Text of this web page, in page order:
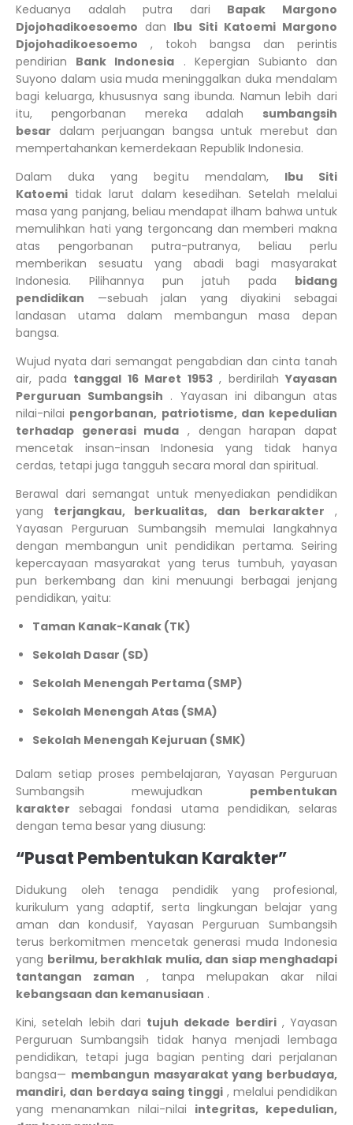
Keduanya adalah putra dari Bapak Margono
Djojohadikoesoemo dan Ibu Siti Katoemi Margono
Djojohadikoesoemo , tokoh bangsa dan perintis
pendirian Bank Indonesia . Kepergian Subianto dan
Suyono dalam usia muda meninggalkan duka mendalam
bagi keluarga, khususnya sang ibunda. Namun lebih dari
itu, pengorbanan mereka adalah sumbangsih
besar dalam perjuangan bangsa untuk merebut dan
mempertahankan kemerdekaan Republik Indonesia.
Dalam duka yang begitu mendalam, Ibu Siti
Katoemi tidak larut dalam kesedihan. Setelah melalui
masa yang panjang, beliau mendapat ilham bahwa untuk
memulihkan hati yang tergoncang dan memberi makna
atas pengorbanan putra-putranya, beliau perlu
memberikan sesuatu yang abadi bagi masyarakat
Indonesia. Pilihannya pun jatuh pada bidang
pendidikan —sebuah jalan yang diyakini sebagai
landasan utama dalam membangun masa depan
bangsa.
Wujud nyata dari semangat pengabdian dan cinta tanah
air, pada tanggal 16 Maret 1953, berdirilah Yayasan
Perguruan Sumbangsih . Yayasan ini dibangun atas
nilai-nilai pengorbanan, patriotisme, dan kepedulian
terhadap generasi muda , dengan harapan dapat
mencetak insan-insan Indonesia yang tidak hanya
cerdas, tetapi juga tangguh secara moral dan spiritual.
Berawal dari semangat untuk menyediakan pendidikan
yang terjangkau, berkualitas, dan berkarakter ,
Yayasan Perguruan Sumbangsih memulai langkahnya
dengan membangun unit pendidikan pertama. Seiring
kepercayaan masyarakat yang terus tumbuh, yayasan
pun berkembang dan kini menuungi berbagai jenjang
pendidikan, yaitu:
Taman Kanak-Kanak (TK)
Sekolah Dasar (SD)
Sekolah Menengah Pertama (SMP)
Sekolah Menengah Atas (SMA)
Sekolah Menengah Kejuruan (SMK)
Dalam setiap proses pembelajaran, Yayasan Perguruan
Sumbangsih mewujudkan pembentukan
karakter sebagai fondasi utama pendidikan, selaras
dengan tema besar yang diusung:
“Pusat Pembentukan Karakter”
Didukung oleh tenaga pendidik yang profesional,
kurikulum yang adaptif, serta lingkungan belajar yang
aman dan kondusif, Yayasan Perguruan Sumbangsih
terus berkomitmen mencetak generasi muda Indonesia
yang berilmu, berakhlak mulia, dan siap menghadapi
tantangan zaman , tanpa melupakan akar nilai
kebangsaan dan kemanusiaan .
Kini, setelah lebih dari tujuh dekade berdiri, Yayasan
Perguruan Sumbangsih tidak hanya menjadi lembaga
pendidikan, tetapi juga bagian penting dari perjalanan
bangsa— membangun masyarakat yang berbudaya,
mandiri, dan berdaya saing tinggi , melalui pendidikan
yang menanamkan nilai-nilai integritas, kepedulian,